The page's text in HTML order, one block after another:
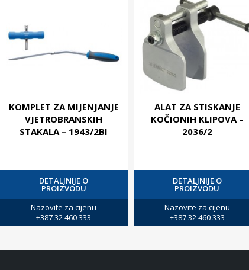
KOMPLET ZA MIJENJANJE
VJETROBRANSKIH
STAKALA – 1943/2BI
DETALJNIJE O
PROIZVODU
Nazovite za cijenu
+387 32 460 333
ALAT ZA STISKANJE
KOČIONIH KLIPOVA –
2036/2
DETALJNIJE O
PROIZVODU
Nazovite za cijenu
+387 32 460 333